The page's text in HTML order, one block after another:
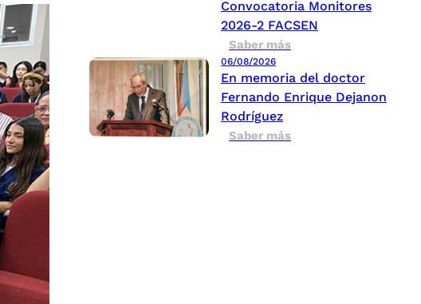
Convocatoria Monitores
2026-2 FACSEN
Saber más
06/08/2026
En memoria del doctor
Fernando Enrique Dejanon
Rodríguez
Saber más